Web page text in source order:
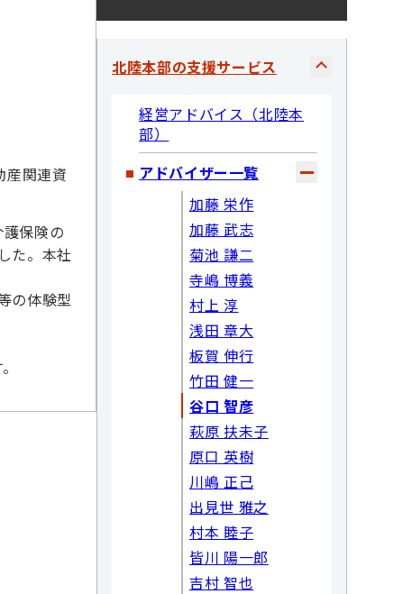
産関連資
保険の
た。本社
の体験型
北陸本部の支援サービス
経営アドバイス（北陸本
部）
アドバイザー一覧
加藤 栄作
加藤 武志
菊池 謙二
寺嶋 博義
村上 淳
浅田 章大
板賀 伸行
竹田 健一
谷口 智彦
萩原 扶未子
原口 英樹
川嶋 正己
出見世 雅之
村本 睦子
皆川 陽一郎
吉村 智也